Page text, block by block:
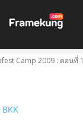
Camp 2009 : ตอนที่ 1